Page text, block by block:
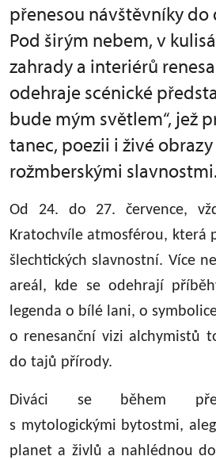
přenesou návštěvníky do
Pod širým nebem, v
zahrady a interiérů
odehraje scénické
bude mým světlem“, jež
tanec, poezii i živé
rožmberskými slavnostmi.
Od 24. do 27. července,
Kratochvíle atmosférou, která
šlechtických slavnostní. Více
areál, kde se odehrají
legenda o bílé lani, o
o renesanční vizi alchymistů
do tajů přírody.
Diváci se během
s mytologickými bytostmi,
planet a živlů a nahlédnou